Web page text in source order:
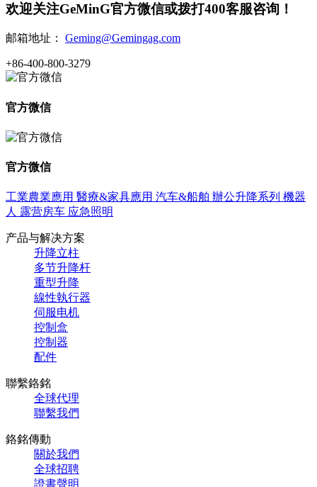
欢迎关注GeMinG官方微信或拨打400客服咨询！
邮箱地址： Geming@Gemingag.com
+86-400-800-3279
官方微信
官方微信
工業農業應用 醫療&家具應用 汽车&船舶 辦公升降系列 機器
人 露营房车 应急照明
产品与解决方案
升降立柱
多节升降杆
重型升降
線性執行器
伺服电机
控制盒
控制器
配件
聯繫鉻銘
全球代理
聯繫我們
鉻銘傳動
關於我們
全球招聘
證書聲明